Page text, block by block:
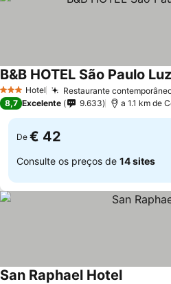
3 EstrelasHotel Restaurante
B&B HOTEL São Paulo
8,7 Excelente 9.633 a 1.1 km de
De € 42
Consulte os preços de 14 sites
San Raphael Hotel